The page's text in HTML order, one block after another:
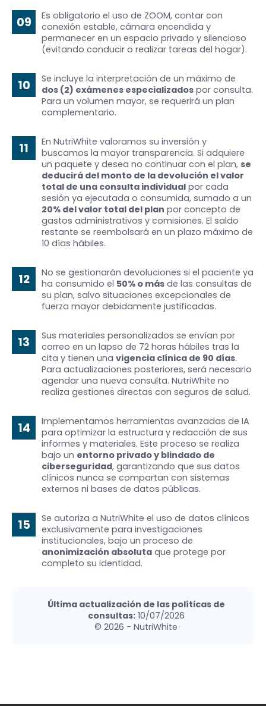
09
Es obligatorio el uso de ZOOM, contar con
conexión estable, cámara encendida y
permanecer en un espacio privado y silencioso
(evitando conducir o realizar tareas del hogar).
10
Se incluye la interpretación de un máximo de
dos (2) exámenes especializados por consulta.
Para un volumen mayor, se requerirá un plan
complementario.
11
En NutriWhite valoramos su inversión y
buscamos la mayor transparencia. Si adquiere
un paquete y desea no continuar con el plan, se
deducirá del monto de la devolución el valor
total de una consulta individual por cada
sesión ya ejecutada o consumida, sumado a un
20% del valor total del plan por concepto de
gastos administrativos y comisiones. El saldo
restante se reembolsará en un plazo máximo de
10 días hábiles.
12
No se gestionarán devoluciones si el paciente ya
ha consumido el 50% o más de las consultas de
su plan, salvo situaciones excepcionales de
fuerza mayor debidamente justificadas.
13
Sus materiales personalizados se envían por
correo en un lapso de 72 horas hábiles tras la
cita y tienen una vigencia clínica de 90 días.
Para actualizaciones posteriores, será necesario
agendar una nueva consulta. NutriWhite no
realiza gestiones directas con seguros de salud.
14
Implementamos herramientas avanzadas de IA
para optimizar la estructura y redacción de sus
informes y materiales. Este proceso se realiza
bajo un entorno privado y blindado de
ciberseguridad, garantizando que sus datos
clínicos nunca se compartan con sistemas
externos ni bases de datos públicas.
15
Se autoriza a NutriWhite el uso de datos clínicos
exclusivamente para investigaciones
institucionales, bajo un proceso de
anonimización absoluta que protege por
completo su identidad.
Última actualización de las políticas de
consultas:10/07/2026
© 2026 - NutriWhite